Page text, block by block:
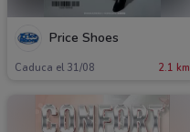
Price Shoes
Caduca el 31/08 2.1 km